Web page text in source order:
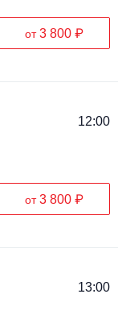
от3 800 ₽
12:00
от3 800 ₽
13:00